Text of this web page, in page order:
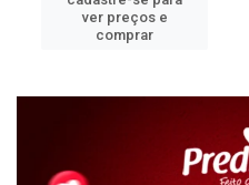
ver preços e
comprar